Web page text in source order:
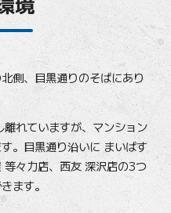
側、目黒通りのそばにあり
れていますが、マンション
。目黒通り沿いに まいばす
々力店、西友 深沢店の3つ
ます。